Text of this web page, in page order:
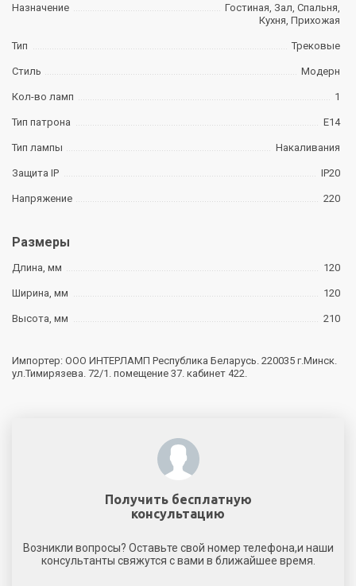
Назначение
Гостиная, Зал, Спальня,
Кухня, Прихожая
Тип Трековые
Стиль Модерн
Кол-во ламп 1
Тип патрона E14
Тип лампы Накаливания
Защита IP IP20
Напряжение 220
Размеры
Длина, мм 120
Ширина, мм 120
Высота, мм 210
Импортер: ООО ИНТЕРЛАМП Республика Беларусь. 220035 г.Минск.
ул.Тимирязева. 72/1. помещение 37. кабинет 422.
Получить бесплатную
консультацию
Возникли вопросы? Оставьте свой номер телефона,и наши
консультанты свяжутся с вами в ближайшее время.